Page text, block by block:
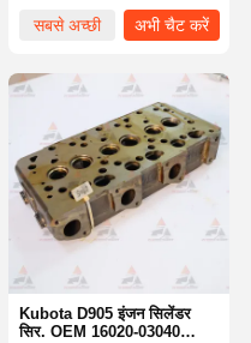
हमारे बारे में फैक्टरी यात्रा
सबसे अच्छी
अभी चैट करें
Kubota D905 इंजन सिलेंडर
सिर. OEM 16020-03040